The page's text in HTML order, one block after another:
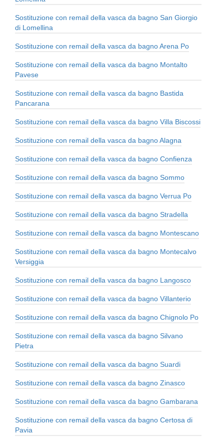
Sostituzione con remail della vasca da bagno San Giorgio
di Lomellina
Sostituzione con remail della vasca da bagno Arena Po
Sostituzione con remail della vasca da bagno Montalto
Pavese
Sostituzione con remail della vasca da bagno Bastida
Pancarana
Sostituzione con remail della vasca da bagno Villa Biscossi
Sostituzione con remail della vasca da bagno Alagna
Sostituzione con remail della vasca da bagno Confienza
Sostituzione con remail della vasca da bagno Sommo
Sostituzione con remail della vasca da bagno Verrua Po
Sostituzione con remail della vasca da bagno Stradella
Sostituzione con remail della vasca da bagno Montescano
Sostituzione con remail della vasca da bagno Montecalvo
Versiggia
Sostituzione con remail della vasca da bagno Langosco
Sostituzione con remail della vasca da bagno Villanterio
Sostituzione con remail della vasca da bagno Chignolo Po
Sostituzione con remail della vasca da bagno Silvano
Pietra
Sostituzione con remail della vasca da bagno Suardi
Sostituzione con remail della vasca da bagno Zinasco
Sostituzione con remail della vasca da bagno Gambarana
Sostituzione con remail della vasca da bagno Certosa di
Pavia